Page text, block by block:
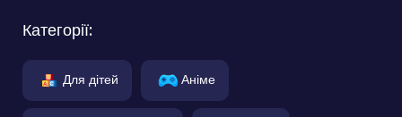
Категорії:
Для дітей Аніме